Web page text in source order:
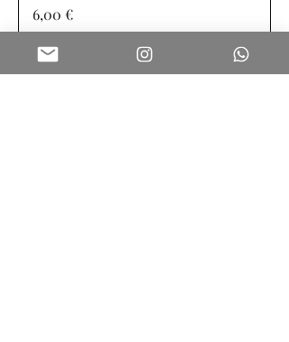
Prix
6,00 €